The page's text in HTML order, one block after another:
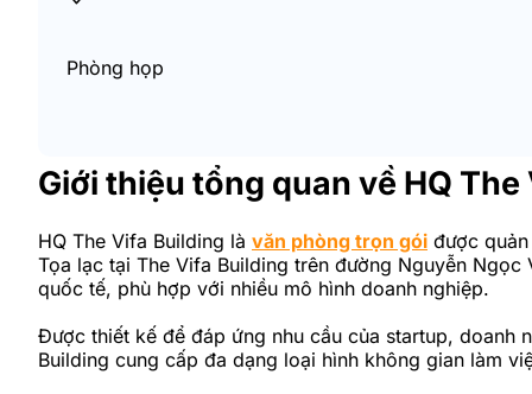
Phòng họp
Giới thiệu tổng quan về HQ
HQ The Vifa Building là văn phòng trọn gói được
Tọa lạc tại The Vifa Building trên đường Nguyễn
quốc tế, phù hợp với nhiều mô hình doanh nghiệp.
Được thiết kế để đáp ứng nhu cầu của startup, doanh
Building cung cấp đa dạng loại hình không gian làm